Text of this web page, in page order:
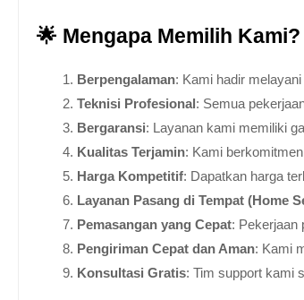
🌟 Mengapa Memilih Kami?
Berpengalaman: Kami hadir
Teknisi Profesional: Semua
Bergaransi: Layanan kami memiliki
Kualitas Terjamin: Kami
Harga Kompetitif: Dapatkan harga
Layanan Pasang di Tempat (Home
Pemasangan yang Cepat: Pekerjaan
Pengiriman Cepat dan Aman: Kami
Konsultasi Gratis: Tim support kami